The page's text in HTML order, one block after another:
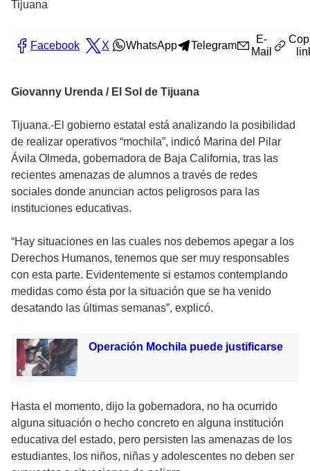
Tijuana
Facebook X WhatsApp Telegram
E-
Mail
Giovanny Urenda / El Sol de Tijuana
Tijuana.-El gobierno estatal está analizando la posibilidad
de realizar operativos “mochila”, indicó Marina del Pilar
Ávila Olmeda, gobernadora de Baja California, tras las
recientes amenazas de alumnos a través de redes
sociales donde anuncian actos peligrosos para las
instituciones educativas.
“Hay situaciones en las cuales nos debemos apegar a los
Derechos Humanos, tenemos que ser muy responsables
con esta parte. Evidentemente si estamos contemplando
medidas como ésta por la situación que se ha venido
desatando las últimas semanas”, explicó.
Operación Mochila puede justificarse
Hasta el momento, dijo la gobernadora, no ha ocurrido
alguna situación o hecho concreto en alguna institución
educativa del estado, pero persisten las amenazas de los
estudiantes, los niños, niñas y adolescentes no deben ser